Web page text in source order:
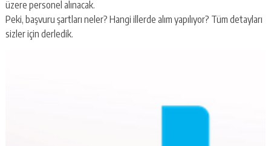
üzere personel alınacak.
Peki, başvuru şartları neler? Hangi illerde alım yapılıyor? Tüm detayları
sizler için derledik.